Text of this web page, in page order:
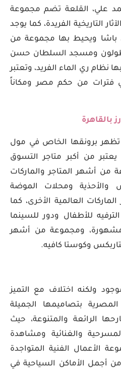
علي، القلعة تضم مجموعة
التاريخية الفريدة، كما يوجد
ويحيط بها مجموعة من
ومسجد السلطان حسن
نظام ري الماء الفريد، وتعتبر
فترات من حكم مصر ومكاناً
برونقها الخاص في مول
من أكبر متاجر التسوق
أشهر المتاجر والماركات
والأحذية ومحلات الموضة
العالمية الأخرى، كما
للأطفال ودور للسينما
ومجموعة من أشهر
وكوستا كافيه.
ولكنه اختلاف مع التميز
المصرية بتصاميمها الجميلة
الرائعة والمتنوعة، حيث
والغنائية ومشاهدة
الأعمال الفنية المتواجدة
من أجمل الأماكن السياحية في